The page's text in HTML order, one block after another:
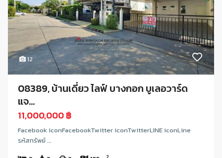
12
08389, บ้านเดี่ยว ไลฟ์ บางกอก บูเลอวาร์ด
แจ...
11,000,000 ฿
Facebook iconFacebookTwitter iconTwitterLINE iconLine
รหัสทรัพย์ ...